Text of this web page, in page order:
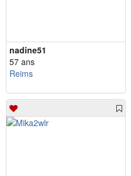
nadine51
57 ans
Reims